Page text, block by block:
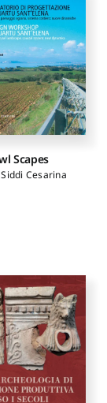
Scapes
Siddi Cesarina